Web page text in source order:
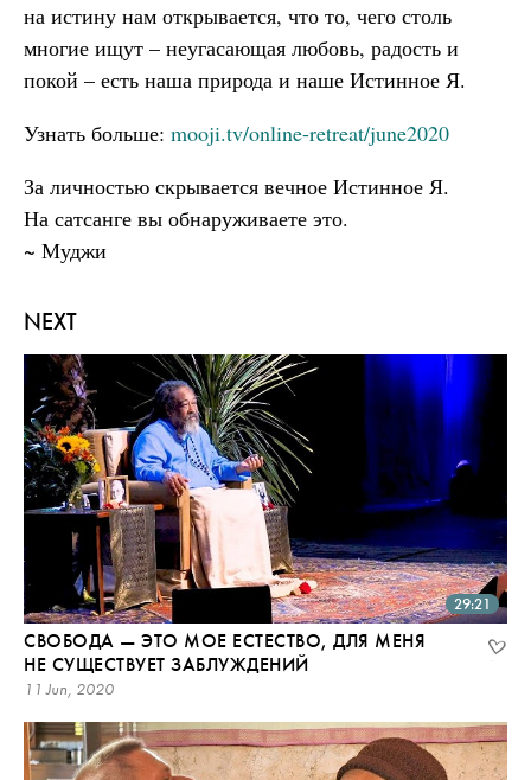
NEXT
29:21
СВОБОДА — ЭТО МОЕ ЕСТЕСТВО, ДЛЯ МЕНЯ
НЕ СУЩЕСТВУЕТ ЗАБЛУЖДЕНИЙ
11 Jun, 2020
на истину нам открывается, что то, чего столь
многие ищут – неугасающая любовь, радость и
покой – есть наша природа и наше Истинное Я.
Узнать больше: mooji.tv/online-retreat/june2020
За личностью скрывается вечное Истинное Я.
На сатсанге вы обнаруживаете это.
~ Муджи